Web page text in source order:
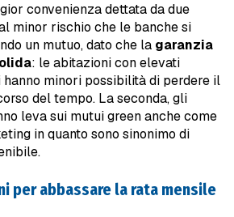
convenienza dettata da due
minor rischio che le banche si
un mutuo, dato che la garanzia
: le abitazioni con elevati
minori possibilità di perdere il
del tempo. La seconda, gli
leva sui mutui green anche come
in quanto sono sinonimo di
per abbassare la rata mensile